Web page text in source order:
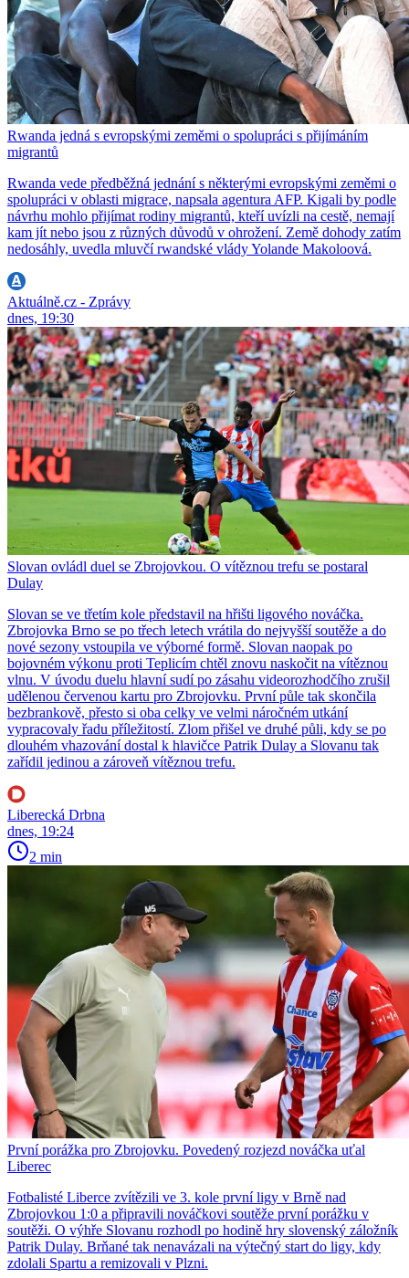
Rwanda jedná s evropskými zeměmi o spolupráci s přijímáním
migrantů
Rwanda vede předběžná jednání s některými evropskými zeměmi o
spolupráci v oblasti migrace, napsala agentura AFP. Kigali by podle
návrhu mohlo přijímat rodiny migrantů, kteří uvízli na cestě, nemají
kam jít nebo jsou z různých důvodů v ohrožení. Země dohody zatím
nedosáhly, uvedla mluvčí rwandské vlády Yolande Makoloová.
Aktuálně.cz - Zprávy
dnes, 19:30
Slovan ovládl duel se Zbrojovkou. O vítěznou trefu se postaral
Dulay
Slovan se ve třetím kole představil na hřišti ligového nováčka.
Zbrojovka Brno se po třech letech vrátila do nejvyšší soutěže a do
nové sezony vstoupila ve výborné formě. Slovan naopak po
bojovném výkonu proti Teplicím chtěl znovu naskočit na vítěznou
vlnu. V úvodu duelu hlavní sudí po zásahu videorozhodčího zrušil
udělenou červenou kartu pro Zbrojovku. První půle tak skončila
bezbrankově, přesto si oba celky ve velmi náročném utkání
vypracovaly řadu příležitostí. Zlom přišel ve druhé půli, kdy se po
dlouhém vhazování dostal k hlavičce Patrik Dulay a Slovanu tak
zařídil jedinou a zároveň vítěznou trefu.
Liberecká Drbna
dnes, 19:24
2 min
První porážka pro Zbrojovku. Povedený rozjezd nováčka uťal
Liberec
Fotbalisté Liberce zvítězili ve 3. kole první ligy v Brně nad
Zbrojovkou 1:0 a připravili nováčkovi soutěže první porážku v
soutěži. O výhře Slovanu rozhodl po hodině hry slovenský záložník
Patrik Dulay. Brňané tak nenavázali na výtečný start do ligy, kdy
zdolali Spartu a remizovali v Plzni.